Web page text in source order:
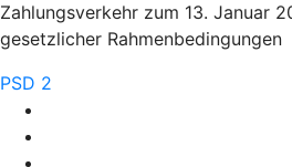
Zahlungsverkehr zum 13. Januar
gesetzlicher Rahmenbedingungen
PSD 2